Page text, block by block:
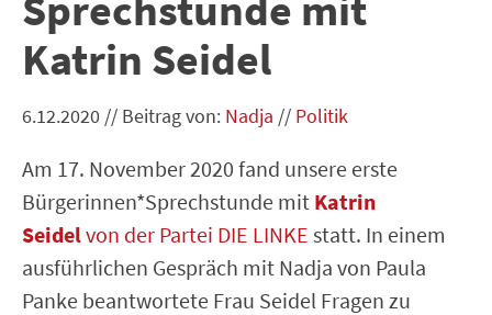
Katrin Seidel
6.12.2020 // Beitrag von: Nadja // Politik
Am 17. November 2020 fand unsere erste
Bürgerinnen*Sprechstunde mit Katrin
Seidelvon der Partei DIE LINKE statt. In einem
ausführlichen Gespräch mit Nadja von Paula
Panke beantwortete Frau Seidel Fragen zu